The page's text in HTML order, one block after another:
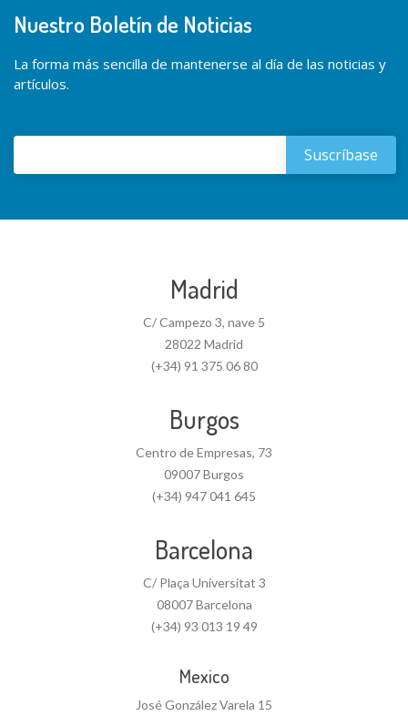
Nuestro Boletín de Noticias
La forma más sencilla de mantenerse al día de las noticias y
artículos.
Madrid
C/ Campezo 3, nave 5
28022 Madrid
(+34) 91 375 06 80
Burgos
Centro de Empresas, 73
09007 Burgos
(+34) 947 041 645
Barcelona
C/ Plaça Universitat 3
08007 Barcelona
(+34) 93 013 19 49
Mexico
José González Varela 15